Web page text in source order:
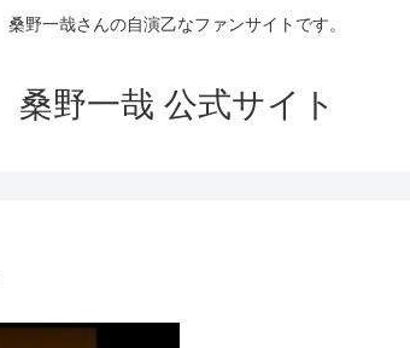
桑野一哉さんの自演乙なファンサイトです。
桑野一哉 公式サイト